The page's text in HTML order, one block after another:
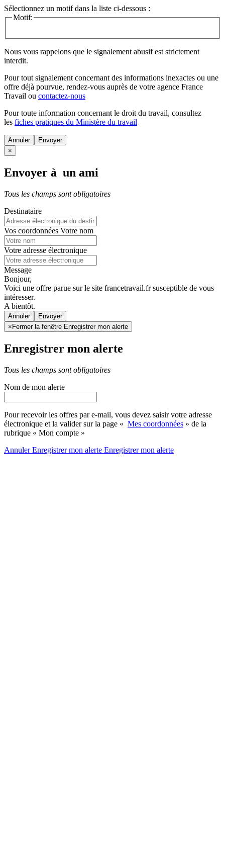
Sélectionnez un motif dans la liste ci-dessous :
Motif:
Nous vous rappelons que le signalement abusif est strictement
interdit.
Pour tout signalement concernant des informations inexactes ou une
offre déjà pourvue, rendez-vous auprès de votre agence France
Travail ou contactez-nous
Pour toute information concernant le droit du travail, consultez
les fiches pratiques du Ministère du travail
Annuler
×
Envoyer à un ami
Tous les champs sont obligatoires
Destinataire
Vos coordonnées Votre nom
Votre adresse électronique
Message
Bonjour,
Voici une offre parue sur le site francetravail.fr susceptible de vous
intéresser.
A bientôt.
Annuler
× Fermer la fenêtre Enregistrer mon alerte
Enregistrer mon alerte
Tous les champs sont obligatoires
Nom de mon alerte
Pour recevoir les offres par e-mail, vous devez saisir votre adresse
électronique et la valider sur la page « Mes coordonnées » de la
rubrique « Mon compte »
AnnulerEnregistrer mon alerte Enregistrermon alerte